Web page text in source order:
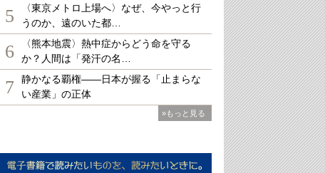
5
〈東京メトロ上場へ〉なぜ、今やっと行
うのか、遠のいた都…
6
〈熊本地震〉熱中症からどう命を守る
か？人間は「発汗の名…
7
静かなる覇権――日本が握る「止まらな
い産業」の正体
»もっと見る